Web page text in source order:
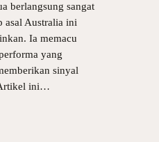
berlangsung sangat
asal Australia ini
Ia memacu
yang
sinyal
ini…